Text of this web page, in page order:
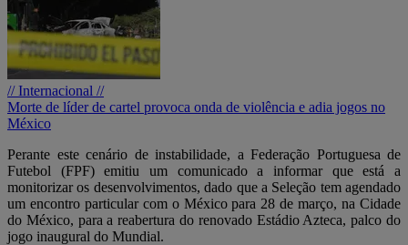
// Internacional //
Morte de líder de cartel provoca onda de violência e adia jogos no
México
Perante este cenário de instabilidade, a Federação Portuguesa de
Futebol (FPF) emitiu um comunicado a informar que está a
monitorizar os desenvolvimentos, dado que a Seleção tem agendado
um encontro particular com o México para 28 de março, na Cidade
do México, para a reabertura do renovado Estádio Azteca, palco do
jogo inaugural do Mundial.